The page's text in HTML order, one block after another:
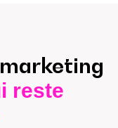
reste